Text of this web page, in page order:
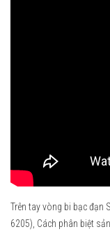
Trên tay vòng bi bạc đạn
6205), Cách phân biệt